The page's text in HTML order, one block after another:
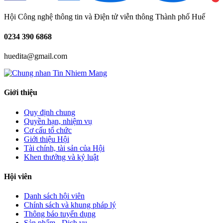
Hội Công nghệ thông tin và Điện tử viễn thông Thành phố Huế
0234 390 6868
huedita@gmail.com
Giới thiệu
Quy định chung
Quyền hạn, nhiệm vụ
Cơ cấu tổ chức
Giới thiệu Hội
Tài chính, tài sản của Hội
Khen thưởng và kỷ luật
Hội viên
Danh sách hội viên
Chính sách và khung pháp lý
Thông báo tuyển dụng